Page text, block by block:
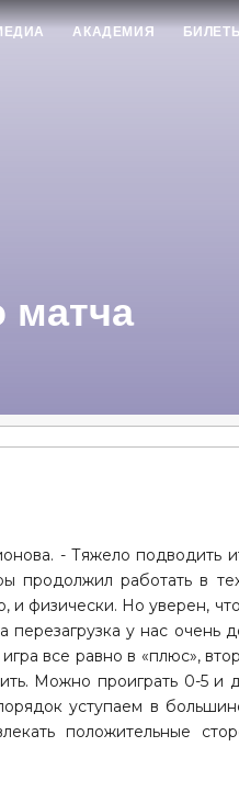
АКАДЕМИЯ
матча
- Тяжело подводить
продолжил работать в
и физически. Но уверен,
у нас очень
все равно в «плюс»,
Можно проиграть 0-5 и
уступаем в
положительные